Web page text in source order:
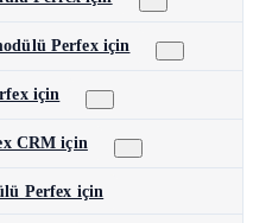
Perfex için
için
CRM için
Perfex için